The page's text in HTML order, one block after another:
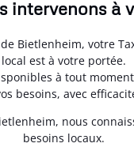
intervenons à
de Bietlenheim, votre
local est à votre portée.
à tout
besoins, avec
nous
besoins locaux.